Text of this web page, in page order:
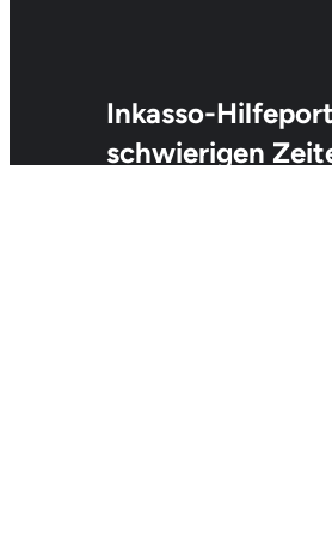
Inkasso-
schwierigen